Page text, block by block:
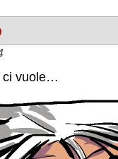
ci vuole…